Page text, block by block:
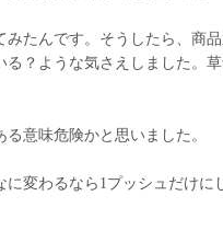
たんです。そうしたら、商
？ような気さえしました。草
意味危険かと思いました。
変わるなら1プッシュだけに